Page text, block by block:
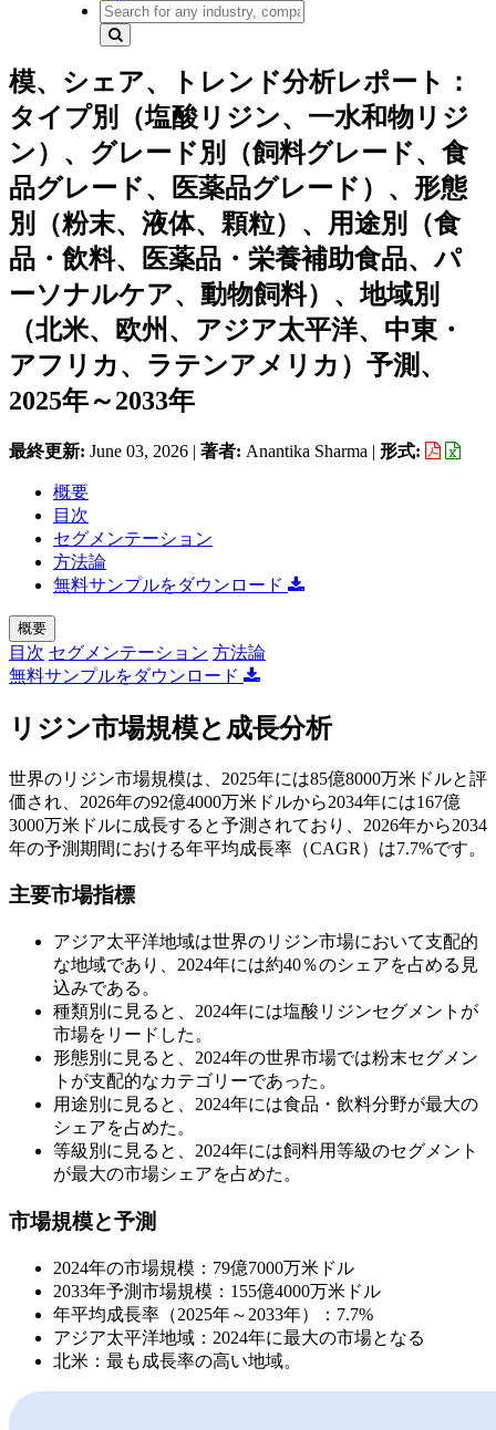
模、シェア、トレンド分析レポート：
タイプ別（塩酸リジン、一水和物リジ
ン）、グレード別（飼料グレード、食
品グレード、医薬品グレード）、形態
別（粉末、液体、顆粒）、用途別（食
品・飲料、医薬品・栄養補助食品、パ
ーソナルケア、動物飼料）、地域別
（北米、欧州、アジア太平洋、中東・
アフリカ、ラテンアメリカ）予測、
2025年～2033年
最終更新: June 03, 2026 | 著者: Anantika Sharma | 形式:
概要
目次
セグメンテーション
方法論
無料サンプルをダウンロード
概要
目次 セグメンテーション 方法論
無料サンプルをダウンロード
リジン市場規模と成長分析
世界のリジン市場規模は、2025年には85億8000万米ドルと評
価され、2026年の92億4000万米ドルから2034年には167億
3000万米ドルに成長すると予測されており、2026年から2034
年の予測期間における年平均成長率（CAGR）は7.7%です。
主要市場指標
アジア太平洋地域は世界のリジン市場において支配的
な地域であり、2024年には約40％のシェアを占める見
込みである。
種類別に見ると、2024年には塩酸リジンセグメントが
市場をリードした。
形態別に見ると、2024年の世界市場では粉末セグメン
トが支配的なカテゴリーであった。
用途別に見ると、2024年には食品・飲料分野が最大の
シェアを占めた。
等級別に見ると、2024年には飼料用等級のセグメント
が最大の市場シェアを占めた。
市場規模と予測
2024年の市場規模：79億7000万米ドル
2033年予測市場規模：155億4000万米ドル
年平均成長率（2025年～2033年）：7.7%
アジア太平洋地域：2024年に最大の市場となる
北米：最も成長率の高い地域。